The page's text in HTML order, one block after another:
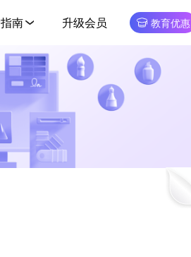
南 升级会员 教育优惠